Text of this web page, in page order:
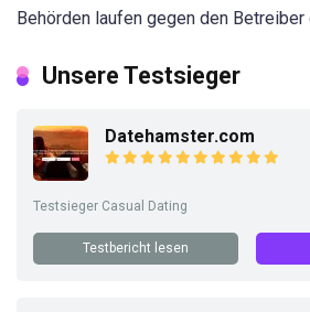
Behörden laufen gegen den Betreiber
Unsere Testsieger
Datehamster.com
Testsieger Casual Dating
Testbericht lesen